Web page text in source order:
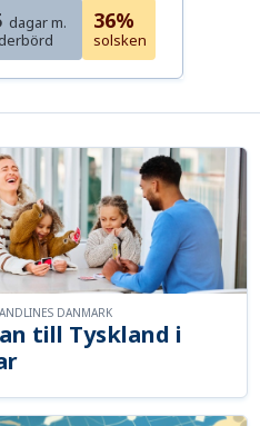
dagar m.
36%
solsken
till Tyskland i
DANMARK